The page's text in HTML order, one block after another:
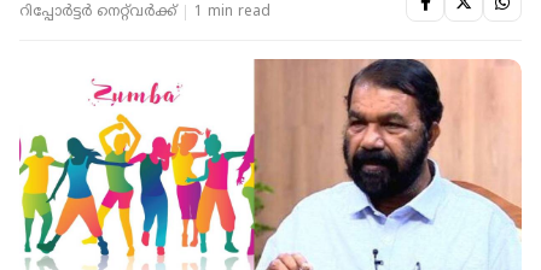
റിപ്പോർട്ടർ നെറ്റ്‌വര്‍ക്ക്‌ 1 min read